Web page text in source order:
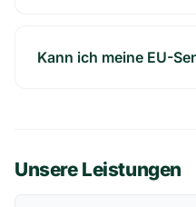
Kann ich meine EU-
Unsere Leistungen